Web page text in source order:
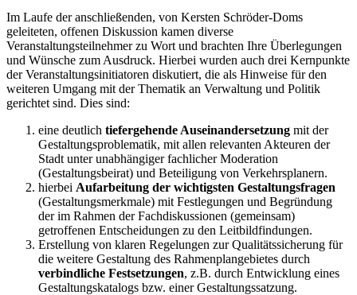
Startseiten-
Link
Hauptmenü
Haupt-
Inhaltsbereich
Fußzeilen-
Bereich
Im Laufe der anschließenden, von Kersten Schröder-Doms
geleiteten, offenen Diskussion kamen diverse
Veranstaltungsteilnehmer zu Wort und brachten Ihre Überlegungen
und Wünsche zum Ausdruck. Hierbei wurden auch drei Kernpunkte
der Veranstaltungsinitiatoren diskutiert, die als Hinweise für den
weiteren Umgang mit der Thematik an Verwaltung und Politik
gerichtet sind. Dies sind:
eine deutlich tiefergehende Auseinandersetzung mit der
Gestaltungsproblematik, mit allen relevanten Akteuren der
Stadt unter unabhängiger fachlicher Moderation
(Gestaltungsbeirat) und Beteiligung von Verkehrsplanern.
hierbei Aufarbeitung der wichtigsten Gestaltungsfragen
(Gestaltungsmerkmale) mit Festlegungen und Begründung
der im Rahmen der Fachdiskussionen (gemeinsam)
getroffenen Entscheidungen zu den Leitbildfindungen.
Erstellung von klaren Regelungen zur Qualitätssicherung für
die weitere Gestaltung des Rahmenplangebietes durch
verbindliche Festsetzungen, z.B. durch Entwicklung eines
Gestaltungskatalogs bzw. einer Gestaltungssatzung.